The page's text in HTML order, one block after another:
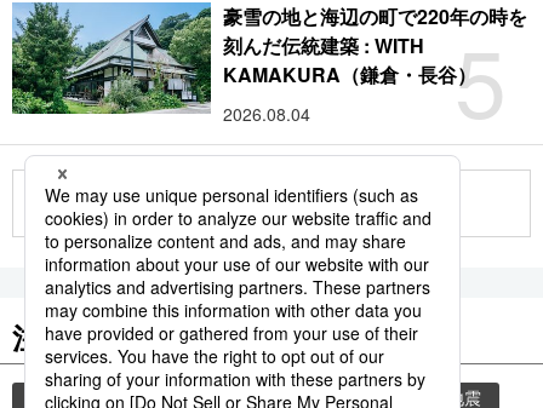
5
豪雪の地と海辺の町で220年の時を
刻んだ伝統建築 : WITH
KAMAKURA（鎌倉・長谷）
2026.08.04
もっと見る
注目のキーワード
共同通信ニュース 気象・災害 気象庁 地震